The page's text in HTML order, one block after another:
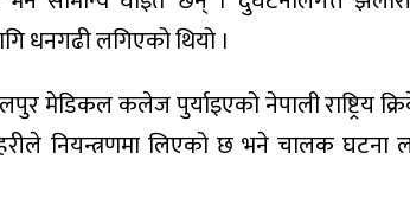
धनगढी लगिएको थियो ।
मेडिकल कलेज पुर्याइएको नेपाली राष्ट्रिय
नियन्त्रणमा लिएको छ भने चालक घटना